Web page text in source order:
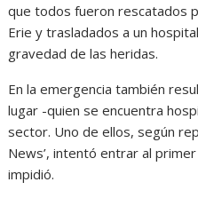
que todos fueron rescatados
Erie y trasladados a un
gravedad de las heridas.
En la emergencia también
lugar -quien se encuentra
sector. Uno de ellos, según
News’, intentó entrar al
impidió.